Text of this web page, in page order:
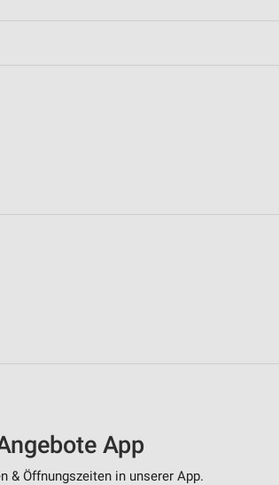
App
& Öffnungszeiten in unserer App.